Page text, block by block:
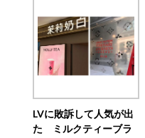
LVに敗訴して人気が出
た ミルクティーブラ